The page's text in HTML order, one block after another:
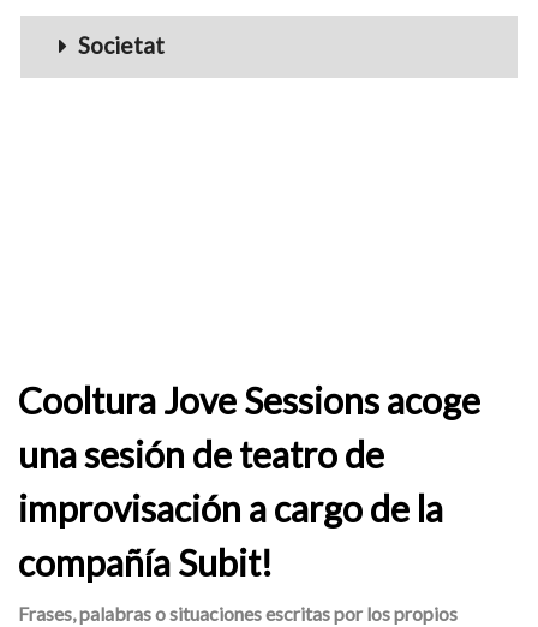
Societat
Cooltura Jove Sessions acoge
una sesión de teatro de
improvisación a cargo de la
compañía Subit!
Frases, palabras o situaciones escritas por los propios